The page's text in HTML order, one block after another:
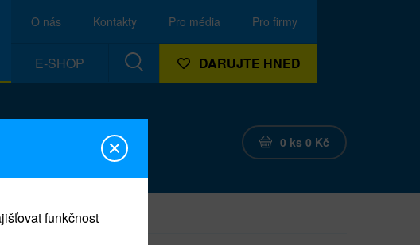
O nás Kontakty Pro média Pro firmy
E-SHOP DARUJTE HNED
0 ks 0 Kč
funkčnost